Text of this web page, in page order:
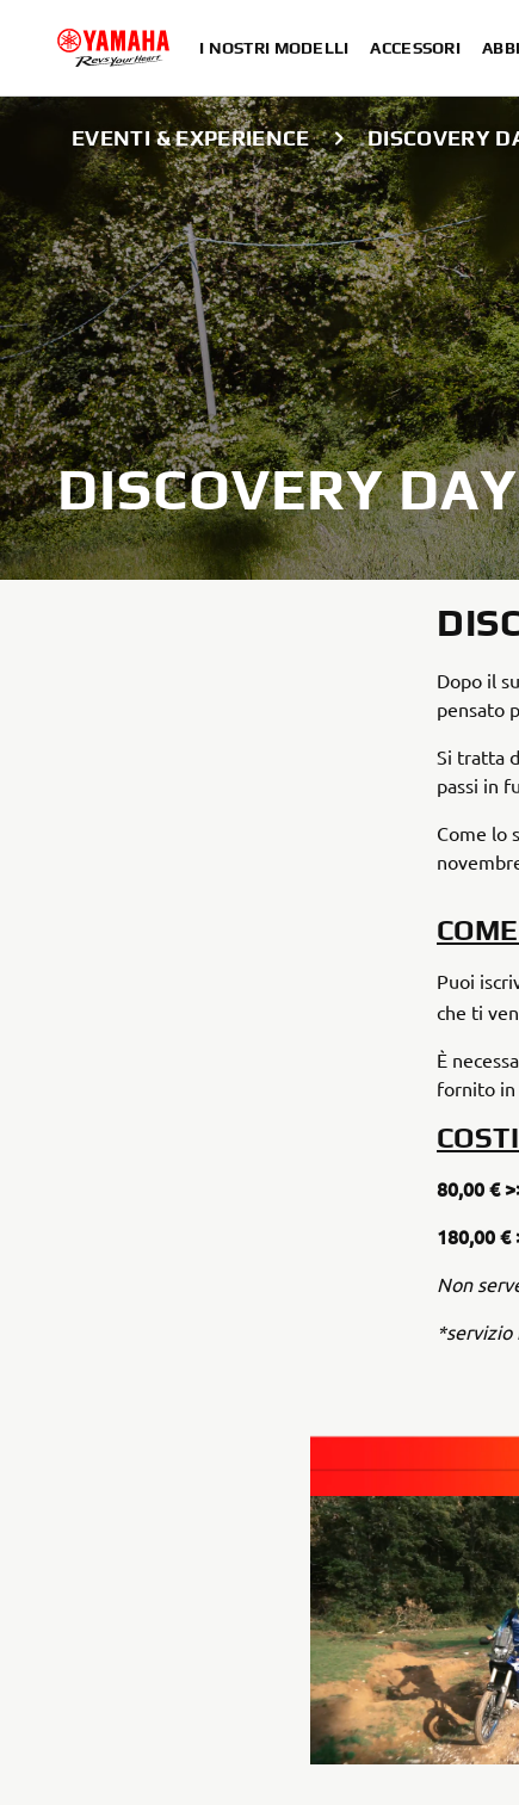
I NOSTRI MODELLI ACCESSORI
EVENTI & EXPERIENCE DISCOVERY
DISCOVERY DAY
Dopo il
pensato
Si tratta
passi in
Come lo
Puoi
che ti
È
fornito in
80,00 €
180,00 €
Non
*servizio